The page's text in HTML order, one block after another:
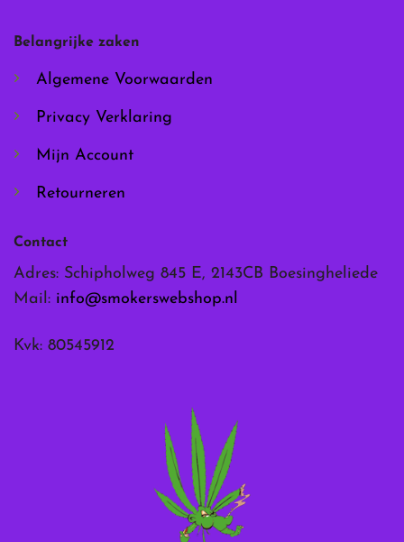
worden
op
de
productpagina
Belangrijke zaken
Algemene Voorwaarden
Privacy Verklaring
Mijn Account
Retourneren
Contact
Adres: Schipholweg 845 E, 2143CB Boesingheliede
Mail: info@smokerswebshop.nl
Kvk: 80545912